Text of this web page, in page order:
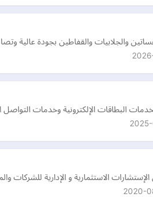
والجلابيات والقفاطين بجودة
البطاقات الإلكترونية وخدمات
الإستشارات الاستثمارية و الإدارية
2020-